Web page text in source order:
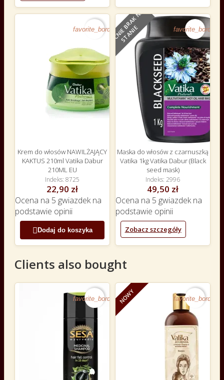
favorite_border
Krem do włosów NAWILŻAJĄCY
KAKTUS 210ml Vatika Dabur
210ML EU
Indeks 8725
22,90 zł
Ocena na 5 gwiazdek na
podstawie opinii
 Dodaj do koszyka
O
B
E
C
N
I
E
B
R
A
K
N
A
S
T
A
N
I
E favorite_border
Maska do włosów z czarnuszką
Vatika 1kg Vatika Dabur (Black
seed mask)
Indeks 2996
49,50 zł
Ocena na 5 gwiazdek na
podstawie opinii
Zobacz szczegóły
Clients also bought
favorite_borderNOWY favorite_border